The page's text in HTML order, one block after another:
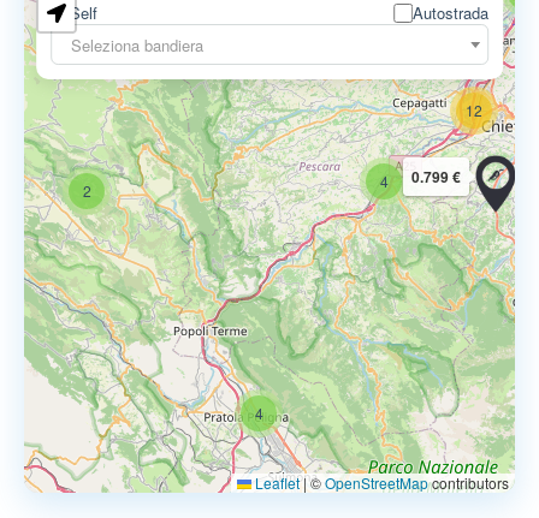
Self
Autostrada
Seleziona bandiera
2
4
4
12
0.797 €
0.799 €
Leaflet|©OpenStreetMapcontributors